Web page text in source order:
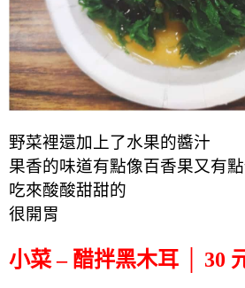
野菜裡還加上了水果的醬汁
果香的味道有點像百香果又有
吃來酸酸甜甜的
很開胃
小菜 – 醋拌黑木耳 │ 30